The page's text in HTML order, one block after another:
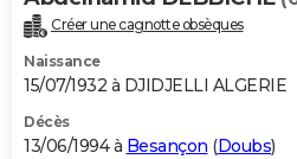
Créer une cagnotte obsèques
Naissance
15/07/1932 à DJIDJELLI ALGERIE
Décès
13/06/1994 à Besançon (Doubs)